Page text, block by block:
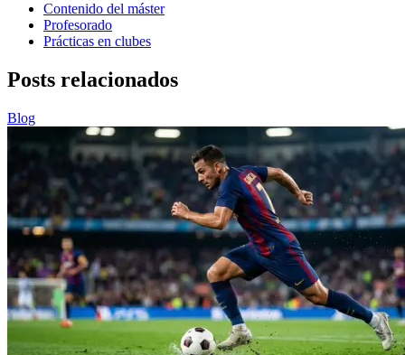
Contenido del máster
Profesorado
Prácticas en clubes
Posts relacionados
Blog